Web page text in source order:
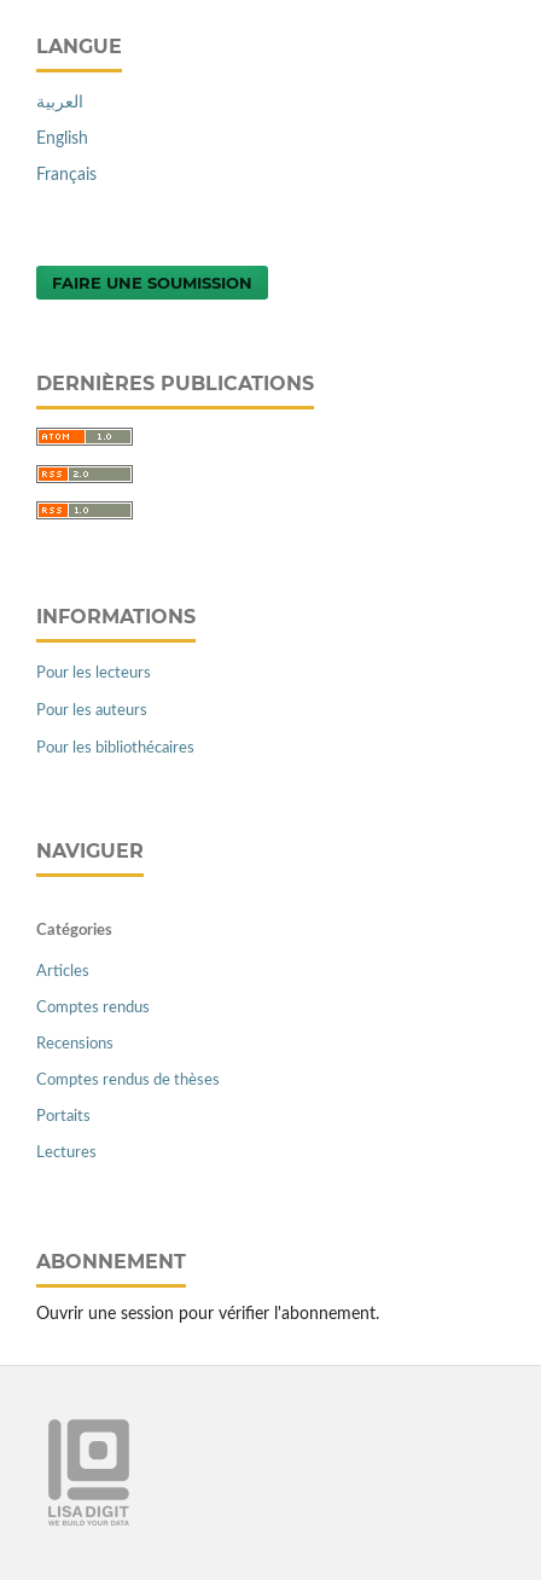
LANGUE
العربية
English
Français
FAIRE UNE SOUMISSION
DERNIÈRES PUBLICATIONS
INFORMATIONS
Pour les lecteurs
Pour les auteurs
Pour les bibliothécaires
NAVIGUER
Catégories
Articles
Comptes rendus
Recensions
Comptes rendus de thèses
Portaits
Lectures
ABONNEMENT
Ouvrir une session pour vérifier l'abonnement.